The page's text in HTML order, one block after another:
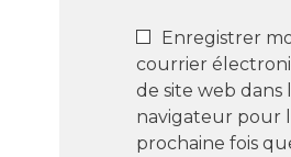
Enregistrer
courrier
de site web dans
navigateur pour
prochaine fois